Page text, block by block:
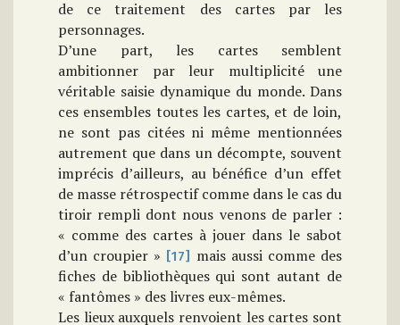
de ce traitement des cartes par les
personnages.
D’une part, les cartes semblent
ambitionner par leur multiplicité une
véritable saisie dynamique du monde. Dans
ces ensembles toutes les cartes, et de loin,
ne sont pas citées ni même mentionnées
autrement que dans un décompte, souvent
imprécis d’ailleurs, au bénéfice d’un effet
de masse rétrospectif comme dans le cas du
tiroir rempli dont nous venons de parler :
« comme des cartes à jouer dans le sabot
d’un croupier » [17]
mais aussi comme des
fiches de bibliothèques qui sont autant de
« fantômes » des livres eux-mêmes.
Les lieux auxquels renvoient les cartes sont